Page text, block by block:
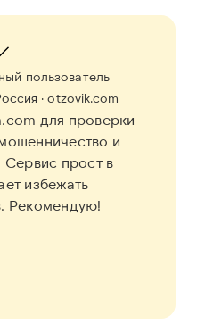
пользователь
· otzovik.com
для проверки
и
Сервис прост в
избежать
Рекомендую!